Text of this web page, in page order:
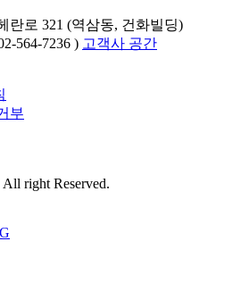
란로 321 (역삼동, 건화빌딩)
564-7236 ) 고객사 공간
부
right Reserved.